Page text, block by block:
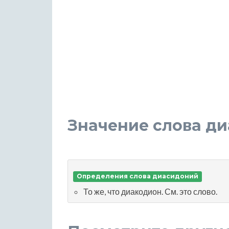
Значение слова
Определения слова диасидоний
То же, что диакодион. См. это слово.